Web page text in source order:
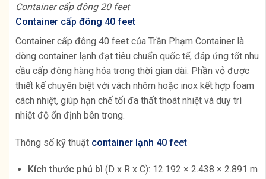
Container cấp đông 20 feet
Container cấp đông 40 feet
Container cấp đông 40 feet của Trần Phạm Container là
dòng container lạnh đạt tiêu chuẩn quốc tế, đáp ứng tốt nhu
cầu cấp đông hàng hóa trong thời gian dài. Phần vỏ được
thiết kế chuyên biệt với vách nhôm hoặc inox kết hợp foam
cách nhiệt, giúp hạn chế tối đa thất thoát nhiệt và duy trì
nhiệt độ ổn định bên trong.
Thông số kỹ thuật container lạnh 40 feet
Kích thước phủ bì (D x R x C): 12.192 × 2.438 × 2.891 m